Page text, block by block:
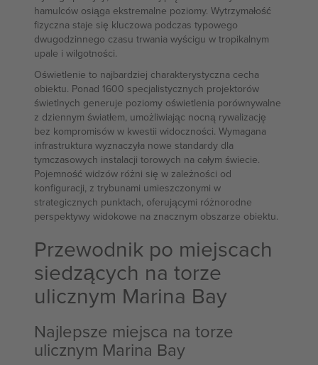
hamulców osiąga ekstremalne poziomy. Wytrzymałość
fizyczna staje się kluczowa podczas typowego
dwugodzinnego czasu trwania wyścigu w tropikalnym
upale i wilgotności.
Oświetlenie to najbardziej charakterystyczna cecha
obiektu. Ponad 1600 specjalistycznych projektorów
świetlnych generuje poziomy oświetlenia porównywalne
z dziennym światłem, umożliwiając nocną rywalizację
bez kompromisów w kwestii widoczności. Wymagana
infrastruktura wyznaczyła nowe standardy dla
tymczasowych instalacji torowych na całym świecie.
Pojemność widzów różni się w zależności od
konfiguracji, z trybunami umieszczonymi w
strategicznych punktach, oferującymi różnorodne
perspektywy widokowe na znacznym obszarze obiektu.
Przewodnik po miejscach
siedzących na torze
ulicznym Marina Bay
Najlepsze miejsca na torze
ulicznym Marina Bay